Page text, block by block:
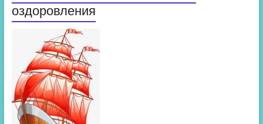
оздоровления